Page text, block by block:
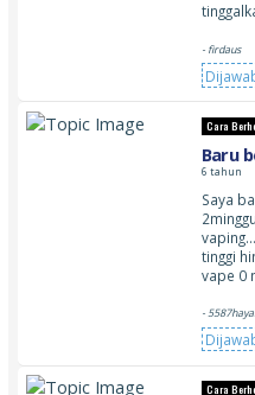
- firdaus
Cara
Baru
6 tahun
Saya
tinggi
vape 0
-
Cara